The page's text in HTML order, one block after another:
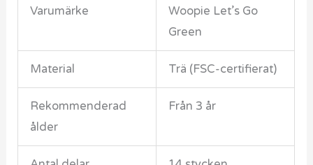
Varumärke
Woopie Let’s Go
Green
Material Trä (FSC-certifierat)
Rekommenderad
ålder
Från 3 år